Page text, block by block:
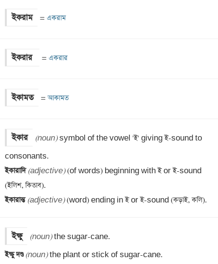
ইকরাম = একরাম
ইকরার = একরার
ইকামত = আকামত
ইকার (noun) symbol of the vowel 'ই' giving ই-sound to
ইকারাদি (adjective) (of words) beginning with ই or ই-sound
ইকারান্ত (adjective) (word) ending in ই or ই-sound (কড়াই, কলি).
ইক্ষু (noun)
ইক্ষু দণ্ড (noun)